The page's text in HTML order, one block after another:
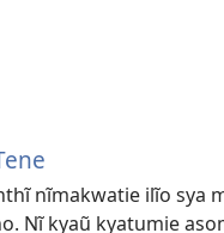
nĩmakwatie ilĩo sya
Nĩ kyaũ kyatumie